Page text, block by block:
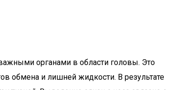
органами в области головы. Это
обмена и лишней жидкости. В результате